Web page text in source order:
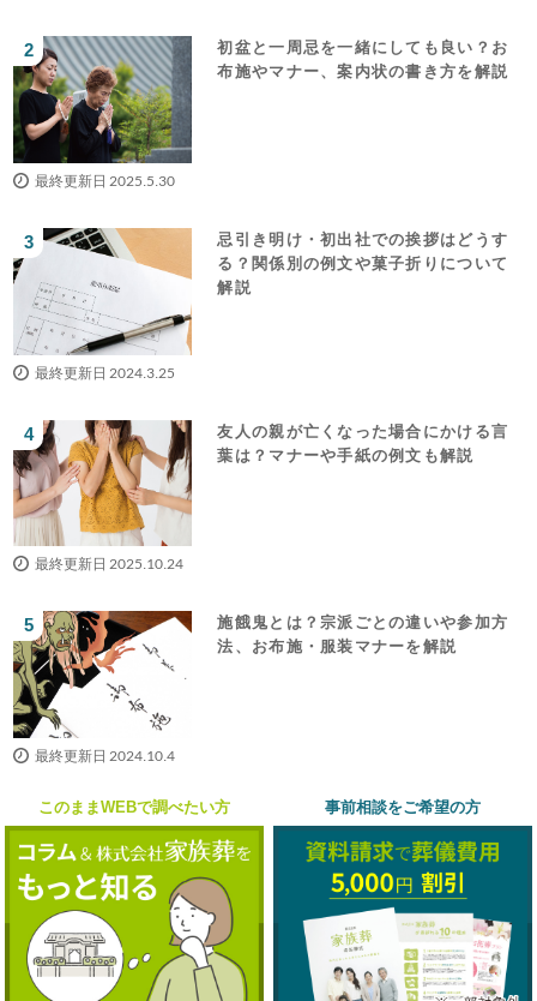
初盆と一周忌を一緒にしても良い？お
布施やマナー、案内状の書き方を解説
最終更新日 2025.5.30
忌引き明け・初出社での挨拶はどうす
る？関係別の例文や菓子折りについて
解説
最終更新日 2024.3.25
友人の親が亡くなった場合にかける言
葉は？マナーや手紙の例文も解説
最終更新日 2025.10.24
施餓鬼とは？宗派ごとの違いや参加方
法、お布施・服装マナーを解説
最終更新日 2024.10.4
このままWEBで調べたい方 事前相談をご希望の方